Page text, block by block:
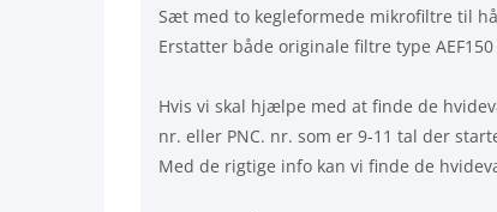
Sæt med to kegleformede mikrofiltre til
Erstatter både originale filtre type AEF150
Hvis vi skal hjælpe med at finde de
nr. eller PNC. nr. som er 9-11 tal der
Med de rigtige info kan vi finde de